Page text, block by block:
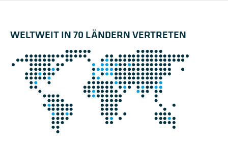
WELTWEIT IN 70 LÄNDERN VERTRETEN